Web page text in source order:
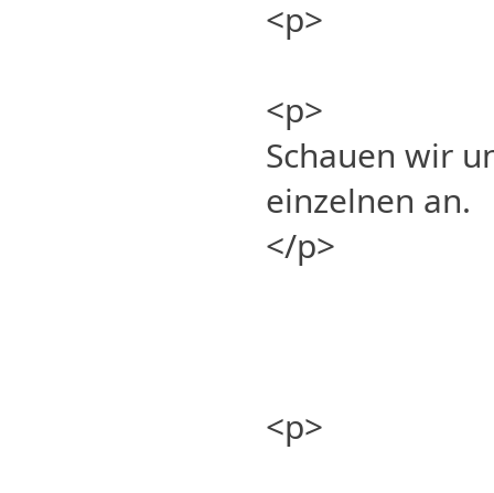
<p>
<p>
Schauen wir
einzelnen an.
</p>
<p>